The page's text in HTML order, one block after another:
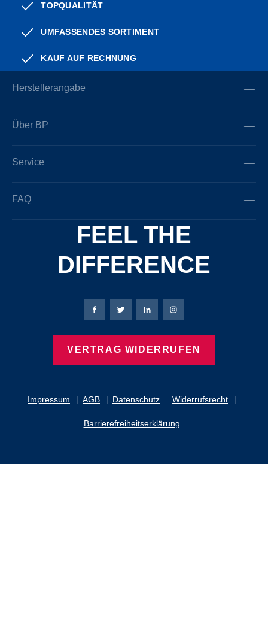
TOPQUALITÄT
UMFASSENDES SORTIMENT
KAUF AUF RECHNUNG
Herstellerangabe
Über BP
Service
FAQ
FEEL THE
DIFFERENCE
Impressum AGB Datenschutz Widerrufsrecht
Barrierefreiheitserklärung
Bierbaum-Proenen Facebook-Seite
Bierbaum-Proenen Twitter Seite
Bierbaum-Proenen LinkedIn
Bierbaum-Proenen
VERTRAG WIDERRUFEN